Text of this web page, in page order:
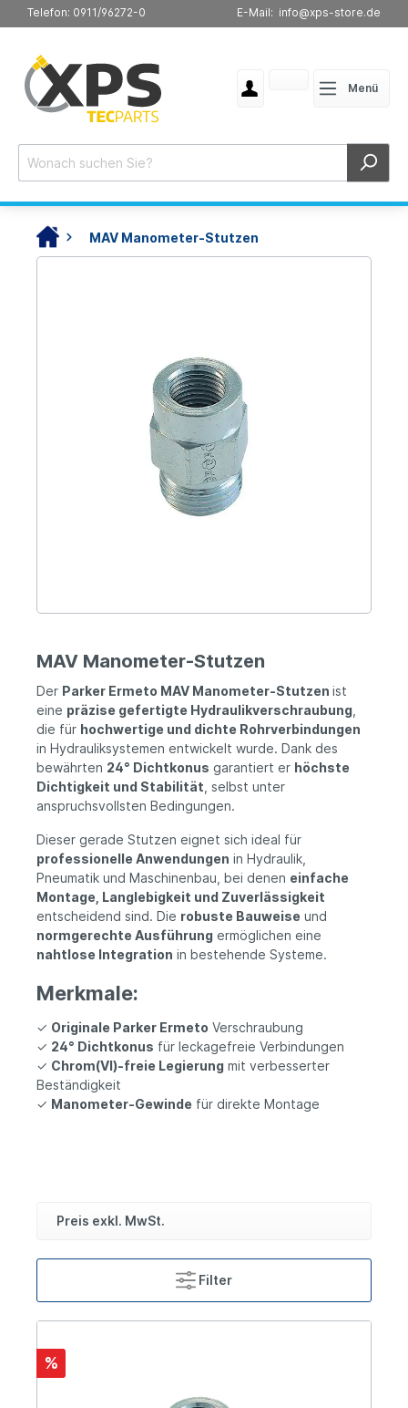
Telefon: 0911/96272-0 E-Mail: info@xps-store.de
Menü
MAV Manometer-Stutzen
MAV Manometer-Stutzen
Der Parker Ermeto MAV Manometer-Stutzen ist
eine präzise gefertigte Hydraulikverschraubung,
die für hochwertige und dichte Rohrverbindungen
in Hydrauliksystemen entwickelt wurde. Dank des
bewährten 24° Dichtkonus garantiert er höchste
Dichtigkeit und Stabilität, selbst unter
anspruchsvollsten Bedingungen.
Dieser gerade Stutzen eignet sich ideal für
professionelle Anwendungen in Hydraulik,
Pneumatik und Maschinenbau, bei denen einfache
Montage, Langlebigkeit und Zuverlässigkeit
entscheidend sind. Die robuste Bauweise und
normgerechte Ausführung ermöglichen eine
nahtlose Integration in bestehende Systeme.
Merkmale:
✓ Originale Parker Ermeto Verschraubung
✓ 24° Dichtkonus für leckagefreie Verbindungen
✓ Chrom(VI)-freie Legierung mit verbesserter
Beständigkeit
✓ Manometer-Gewinde für direkte Montage
Preis exkl. MwSt.
Filter
%